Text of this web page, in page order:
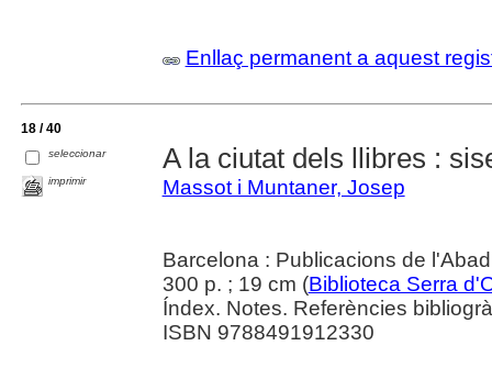
Enllaç permanent a aquest
18 / 40
seleccionar
imprimir
A la ciutat dels llibres :
Massot i Muntaner, Josep
Barcelona : Publicacions de
300 p. ; 19 cm (Biblioteca Serra
Índex. Notes. Referències
ISBN 9788491912330